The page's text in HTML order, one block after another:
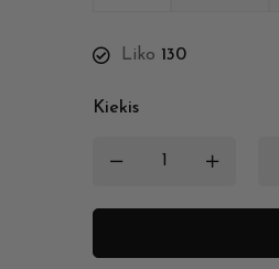
Liko 130
Kiekis